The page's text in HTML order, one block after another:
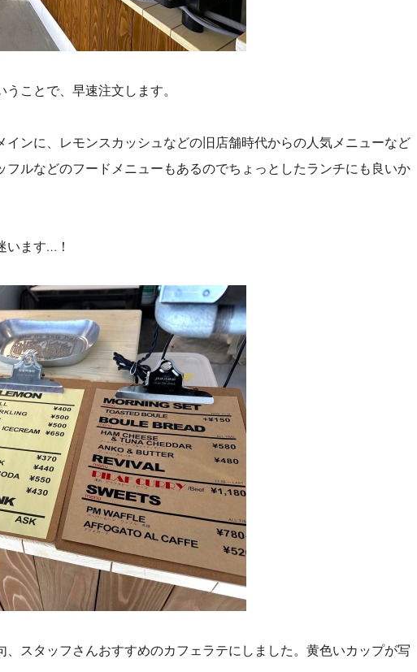
ことで、早速注文します。
インに、レモンスカッシュなどの旧店舗時代からの人気メニューなど
フルなどのフードメニューもあるのでちょっとしたランチにも良いか
います…！
スタッフさんおすすめのカフェラテにしました。黄色いカップが写